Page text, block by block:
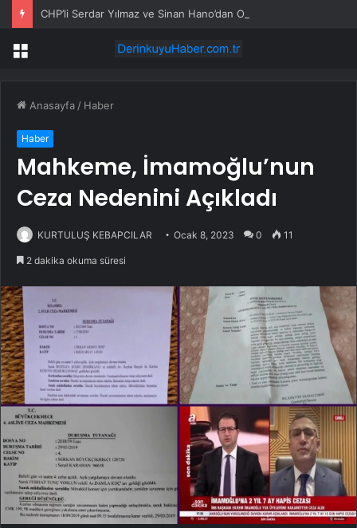
CHP’li Serdar Yılmaz ve Sinan Hano’dan OGC’ye ziyaret
Menü
Anasayfa / Haber
Haber
Mahkeme, İmamoğlu’nun
Ceza Nedenini Açıkladı
KURTULUŞ KEBAPCILAR Ocak 8, 2023 0 11
2 dakika okuma süresi